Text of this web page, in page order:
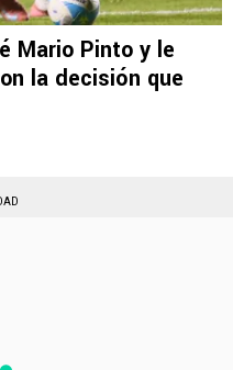
Mario Pinto y le
la decisión que